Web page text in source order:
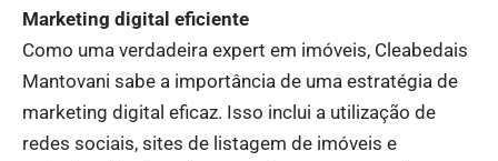
Marketing digital eficiente
Como uma verdadeira expert em imóveis, Cleabedais
Mantovani sabe a importância de uma estratégia de
marketing digital eficaz. Isso inclui a utilização de
redes sociais, sites de listagem de imóveis e